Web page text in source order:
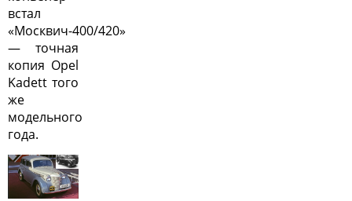
встал
«Москвич-400/420»
— точная
копия Opel
Kadett того
же
модельного
года.